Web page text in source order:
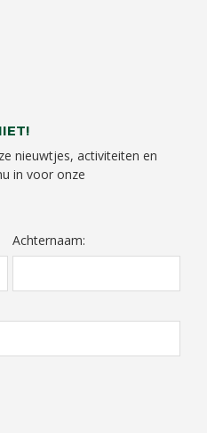
nieuwtjes, activiteiten en
in voor onze
Achternaam: